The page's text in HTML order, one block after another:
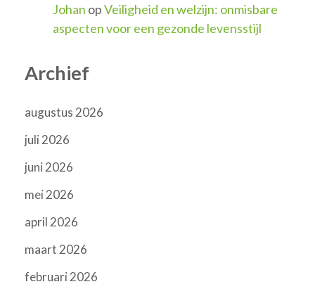
Johan opVeiligheid en welzijn: onmisbare
aspecten voor een gezonde levensstijl
Archief
augustus 2026
juli 2026
juni 2026
mei 2026
april 2026
maart 2026
februari 2026